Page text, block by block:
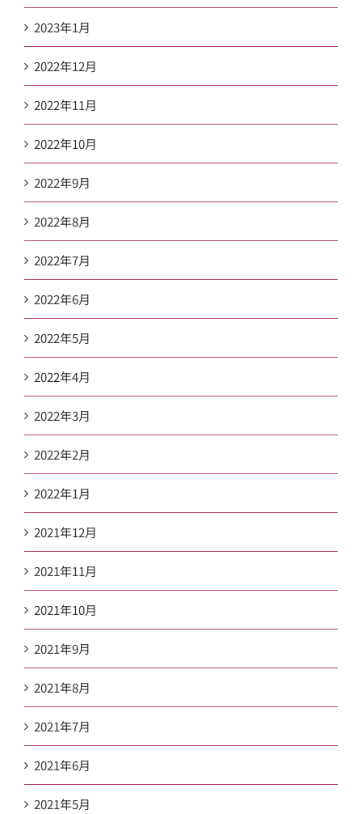
2023年1月
2022年12月
2022年11月
2022年10月
2022年9月
2022年8月
2022年7月
2022年6月
2022年5月
2022年4月
2022年3月
2022年2月
2022年1月
2021年12月
2021年11月
2021年10月
2021年9月
2021年8月
2021年7月
2021年6月
2021年5月